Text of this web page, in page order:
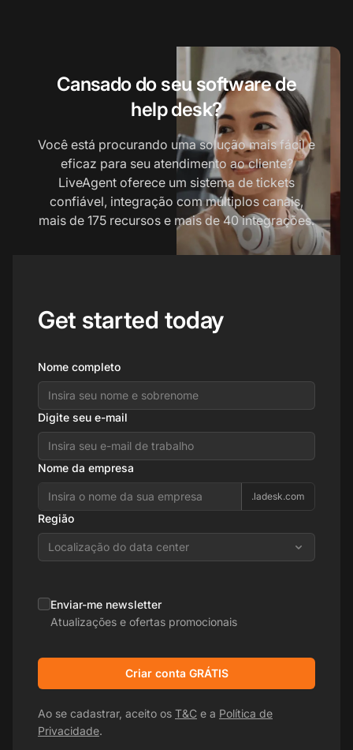
Cansado do seu software de
help desk?
Você está procurando uma solução mais fácil e
eficaz para seu atendimento ao cliente?
LiveAgent oferece um sistema de tickets
confiável, integração com múltiplos canais,
mais de 175 recursos e mais de 40 integrações.
Get started today
Nome completo
Digite seu e-mail
Nome da empresa
.ladesk.com
Região
Localização do data center
Enviar-me newsletter
Atualizações e ofertas promocionais
Criar conta GRÁTIS
Ao se cadastrar, aceito os T&C e a Política de
Privacidade.